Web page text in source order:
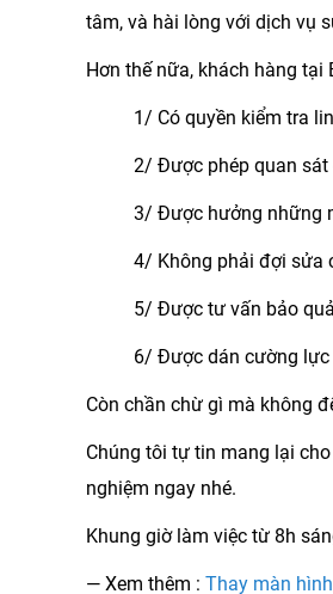
tâm, và hài lòng với dịch vụ
Hơn thế nữa, khách hàng
1/ Có quyền kiểm tra
2/ Được phép quan
3/ Được hưởng những
4/ Không phải đợi sửa
5/ Được tư vấn bảo
6/ Được dán cường
Còn chần chừ gì mà không
Chúng tôi tự tin mang lại
nghiệm ngay nhé.
Khung giờ làm việc từ 8h
— Xem thêm : Thay màn